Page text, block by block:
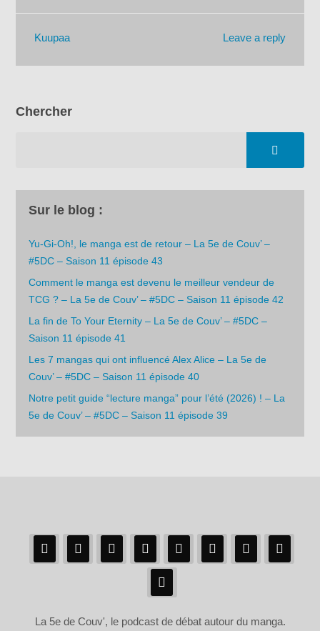
Leave a reply
Kuupaa
Chercher
Sur le blog :
Yu-Gi-Oh!, le manga est de retour – La 5e de Couv’ –
#5DC – Saison 11 épisode 43
Comment le manga est devenu le meilleur vendeur de
TCG ? – La 5e de Couv’ – #5DC – Saison 11 épisode 42
La fin de To Your Eternity – La 5e de Couv’ – #5DC –
Saison 11 épisode 41
Les 7 mangas qui ont influencé Alex Alice – La 5e de
Couv’ – #5DC – Saison 11 épisode 40
Notre petit guide “lecture manga” pour l’été (2026) ! – La
5e de Couv’ – #5DC – Saison 11 épisode 39
La 5e de Couv', le podcast de débat autour du manga.